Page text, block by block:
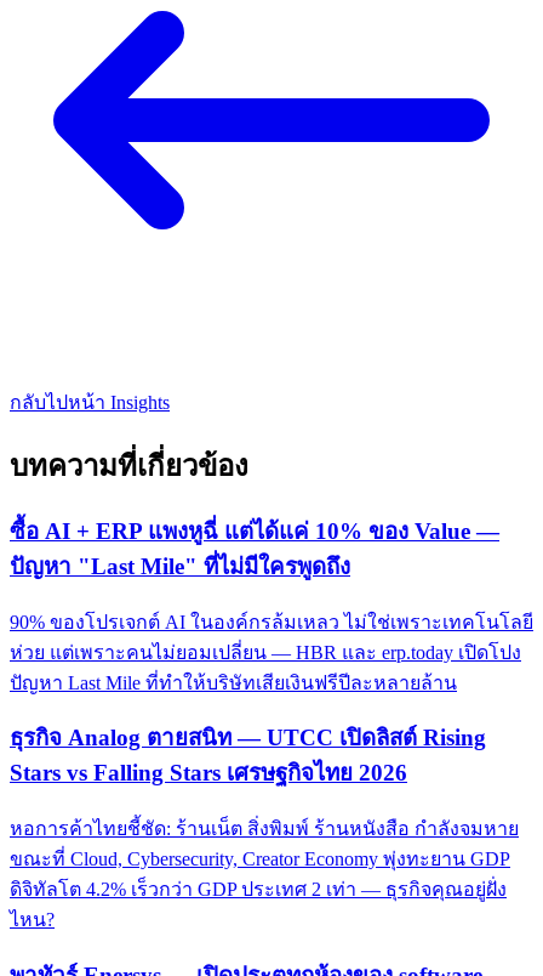
กลับไปหน้า Insights
บทความที่เกี่ยวข้อง
ซื้อ AI + ERP แพงหูฉี่ แต่ได้แค่ 10% ของ Value —
ปัญหา "Last Mile" ที่ไม่มีใครพูดถึง
90% ของโปรเจกต์ AI ในองค์กรล้มเหลว ไม่ใช่เพราะเทคโนโลยี
ห่วย แต่เพราะคนไม่ยอมเปลี่ยน — HBR และ erp.today เปิดโปง
ปัญหา Last Mile ที่ทำให้บริษัทเสียเงินฟรีปีละหลายล้าน
ธุรกิจ Analog ตายสนิท — UTCC เปิดลิสต์ Rising
Stars vs Falling Stars เศรษฐกิจไทย 2026
หอการค้าไทยชี้ชัด: ร้านเน็ต สิ่งพิมพ์ ร้านหนังสือ กำลังจมหาย
ขณะที่ Cloud, Cybersecurity, Creator Economy พุ่งทะยาน GDP
ดิจิทัลโต 4.2% เร็วกว่า GDP ประเทศ 2 เท่า — ธุรกิจคุณอยู่ฝั่ง
ไหน?